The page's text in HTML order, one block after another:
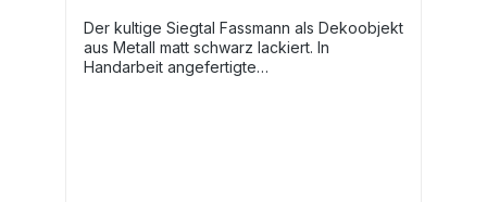
Der kultige Siegtal Fassmann als Dekoobjekt
aus Metall matt schwarz lackiert. In
Handarbeit angefertigte